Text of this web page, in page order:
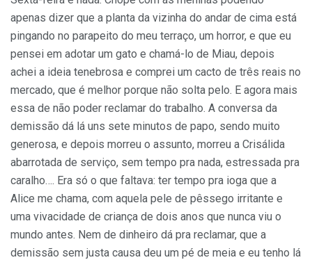
apenas dizer que a planta da vizinha do andar de cima está
pingando no parapeito do meu terraço, um horror, e que eu
pensei em adotar um gato e chamá-lo de Miau, depois
achei a ideia tenebrosa e comprei um cacto de três reais no
mercado, que é melhor porque não solta pelo. E agora mais
essa de não poder reclamar do trabalho. A conversa da
demissão dá lá uns sete minutos de papo, sendo muito
generosa, e depois morreu o assunto, morreu a Crisálida
abarrotada de serviço, sem tempo pra nada, estressada pra
caralho…. Era só o que faltava: ter tempo pra ioga que a
Alice me chama, com aquela pele de pêssego irritante e
uma vivacidade de criança de dois anos que nunca viu o
mundo antes. Nem de dinheiro dá pra reclamar, que a
demissão sem justa causa deu um pé de meia e eu tenho lá